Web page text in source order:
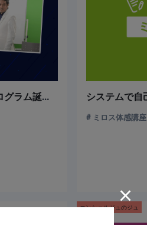
これまでの概念を超える新プログラム誕生！
ミロス体感講座
2022-04-07 コンシェルジュのジュ
×